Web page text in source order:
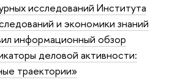
исследований Института
и экономики знаний
информационный обзор
деловой активности:
траектории»